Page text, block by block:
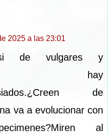
2025 a las 23:01
de vulgares y
hay
de
va a evolucionar con
al